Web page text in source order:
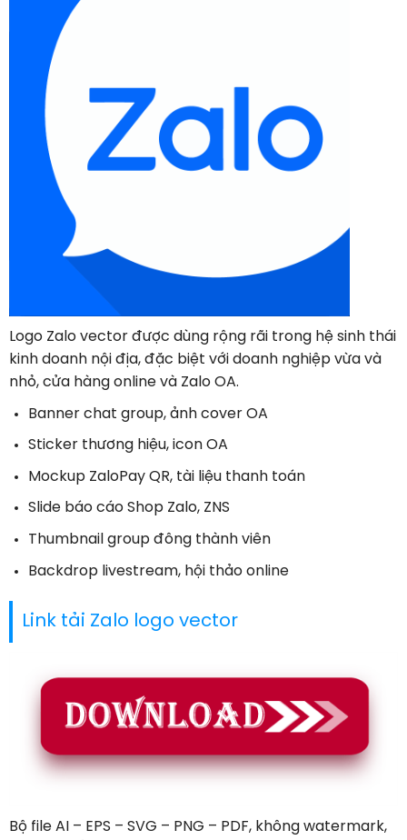
Logo Zalo vector được dùng rộng rãi trong hệ sinh thái
kinh doanh nội địa, đặc biệt với doanh nghiệp vừa và
nhỏ, cửa hàng online và Zalo OA.
Banner chat group, ảnh cover OA
Sticker thương hiệu, icon OA
Mockup ZaloPay QR, tài liệu thanh toán
Slide báo cáo Shop Zalo, ZNS
Thumbnail group đông thành viên
Backdrop livestream, hội thảo online
Link tải Zalo logo vector
Bộ file AI – EPS – SVG – PNG – PDF, không watermark,